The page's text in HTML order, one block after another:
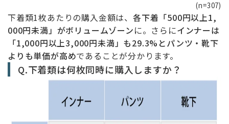
(n=307)
下着類1枚あたりの購入金額は、 各下着「500円以上1,
000円未満」がボリュームゾーンに。さらにインナーは
「1,000円以上3,000円未満」も29.3%とパンツ・靴下
よりも単価が高めであることが分かります。
Q.下着類は何枚同時に購入しますか？